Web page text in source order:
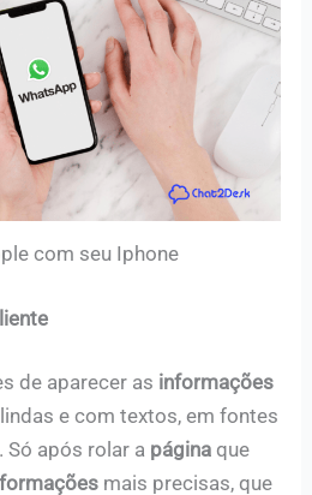
com seu Iphone
de aparecer as informações
e com textos, em fontes
. Só após rolar a páginaque
mais precisas, que